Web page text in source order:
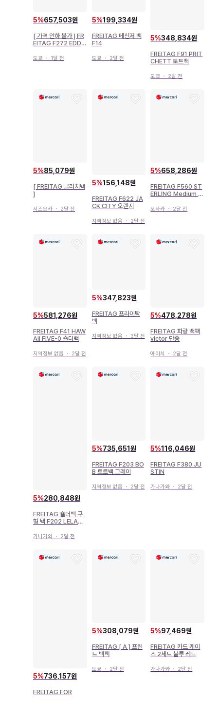
5%657,503원
[ 가격 인하 불가 ] FR
EITAG F272 EDDIE
도쿄 ・ 1달 전
5%199,334원
FREITAG 메신저 백
F14
도쿄 ・ 2달 전
5%348,834원
FREITAG F91 PRIT
CHETT 토트백
도쿄 ・ 2달 전
5%85,079원
[ FREITAG 클러치백
]
시즈오카 ・ 2달 전
5%156,148원
FREITAG F622 JA
CK CITY 오렌지
지역정보 없음 ・ 2달 전
5%658,286원
FREITAG F560 ST
ERLING Medium t
오사카 ・ 2달 전
5%581,276원
FREITAG F41 HAW
AII FIVE-0 숄더백
지역정보 없음 ・ 2달 전
5%347,823원
FREITAG 프라이탁
백
지역정보 없음 ・ 3달 전
5%478,278원
FREITAG 파랑 백팩
victor 단종
아이치 ・ 2달 전
5%280,848원
FREITAG 숄더백 구
형 택 F202 LELAND
가나가와 ・ 2달 전
5%735,651원
FREITAG F203 BO
B 토트백 그레이
지역정보 없음 ・ 2달 전
5%116,046원
FREITAG F380 JU
STIN
가나가와 ・ 2달 전
5%736,157원
FREITAG FOR
5%308,079원
FREITAG [ A ] 프린
트 백팩
도쿄 ・ 2달 전
5%97,469원
FREITAG 카드 케이
스 2세트 블루 레드
가나가와 ・ 2달 전